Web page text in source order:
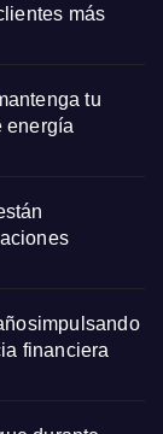
más
tu
energía
financiera